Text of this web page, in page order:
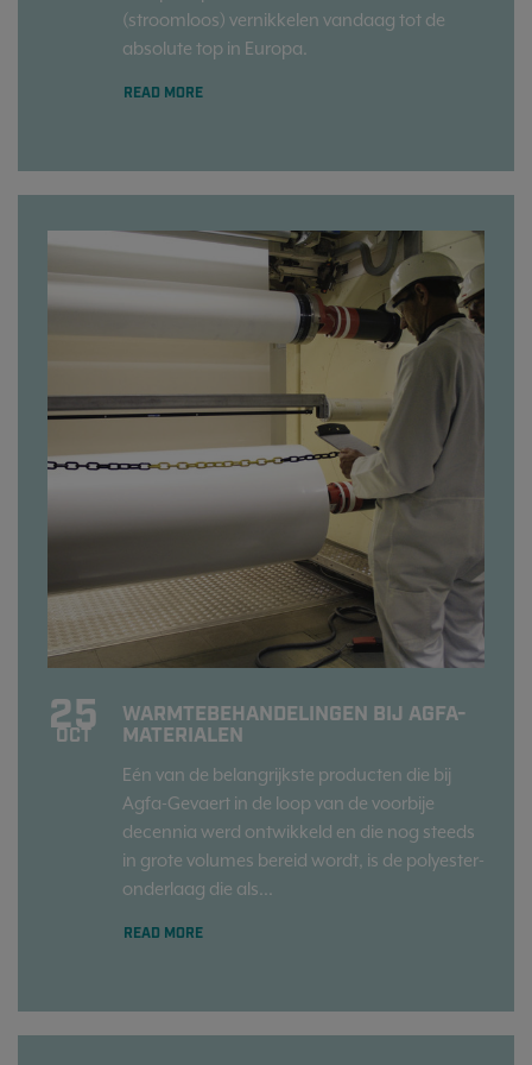
(stroomloos) vernikkelen vandaag tot de
absolute top in Europa.
READ MORE
25
OCT
WARMTEBEHANDELINGEN BIJ AGFA-
MATERIALEN
Eén van de belangrijkste producten die bij
Agfa-Gevaert in de loop van de voorbije
decennia werd ontwikkeld en die nog steeds
in grote volumes bereid wordt, is de polyester-
onderlaag die als...
READ MORE